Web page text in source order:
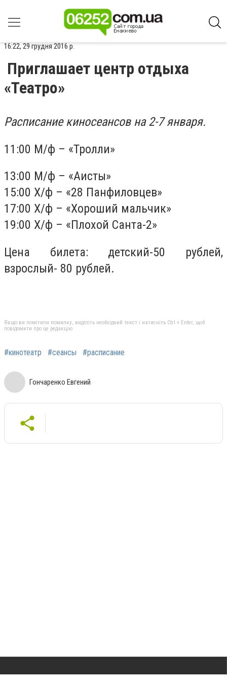
16:22, 29 грудня 2016 р.
Приглашает центр отдыха
«Театро»
Расписание киносеансов на 2-7 января.
11:00 М/ф – «Тролли»
13:00 М/ф – «Аисты»
15:00 Х/ф – «28 Панфиловцев»
17:00 Х/ф – «Хороший мальчик»
19:00 Х/ф – «Плохой Санта-2»
Цена билета: детский-50 рублей,
взрослый- 80 рублей.
Якщо ви помітили помилку, виділіть необхідний текст і натисніть Ctrl + Enter, щоб
повідомити про це редакцію
#кинотеатр #сеансы #расписание
Гончаренко Евгений